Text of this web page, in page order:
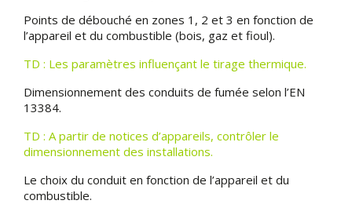
Points de débouché en zones 1, 2 et 3 en fonction de
l’appareil et du combustible (bois, gaz et fioul).
TD : Les paramètres influençant le tirage thermique.
Dimensionnement des conduits de fumée selon l’EN
13384.
TD : A partir de notices d’appareils, contrôler le
dimensionnement des installations.
Le choix du conduit en fonction de l’appareil et du
combustible.